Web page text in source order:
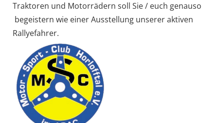
Traktoren und Motorrädern soll Sie / euch genauso
begeistern wie einer Ausstellung unserer aktiven
Rallyefahrer.